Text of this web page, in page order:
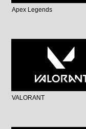
Apex Legends
VALORANT